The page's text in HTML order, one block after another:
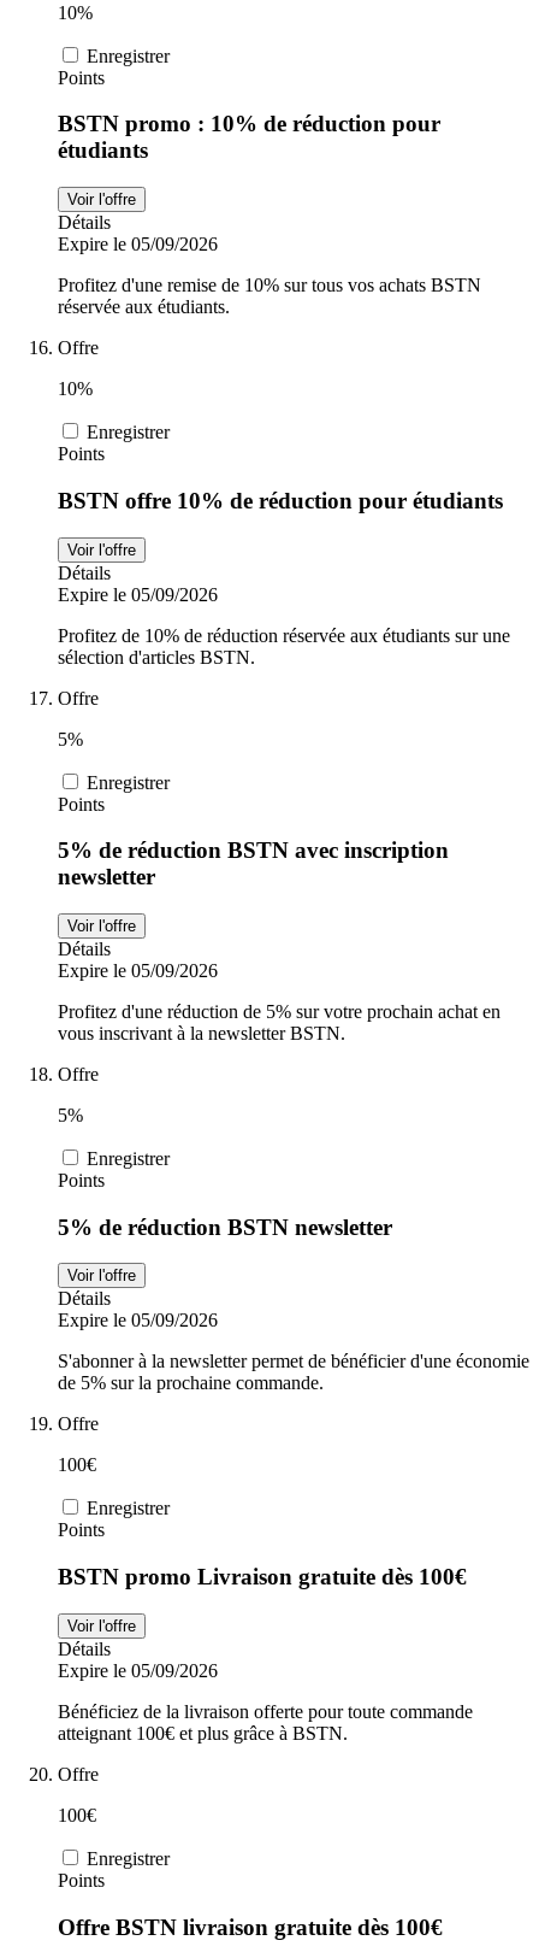
10%
Enregistrer
Points
BSTN promo : 10% de réduction pour
étudiants
Voir l'offre
Détails
Expire le 05/09/2026
Profitez d'une remise de 10% sur tous vos achats BSTN
réservée aux étudiants.
Offre
10%
Enregistrer
Points
BSTN offre 10% de réduction pour étudiants
Voir l'offre
Détails
Expire le 05/09/2026
Profitez de 10% de réduction réservée aux étudiants sur une
sélection d'articles BSTN.
Offre
5%
Enregistrer
Points
5% de réduction BSTN avec inscription
newsletter
Voir l'offre
Détails
Expire le 05/09/2026
Profitez d'une réduction de 5% sur votre prochain achat en
vous inscrivant à la newsletter BSTN.
Offre
5%
Enregistrer
Points
5% de réduction BSTN newsletter
Voir l'offre
Détails
Expire le 05/09/2026
S'abonner à la newsletter permet de bénéficier d'une économie
de 5% sur la prochaine commande.
Offre
100€
Enregistrer
Points
BSTN promo Livraison gratuite dès 100€
Voir l'offre
Détails
Expire le 05/09/2026
Bénéficiez de la livraison offerte pour toute commande
atteignant 100€ et plus grâce à BSTN.
Offre
100€
Enregistrer
Points
Offre BSTN livraison gratuite dès 100€